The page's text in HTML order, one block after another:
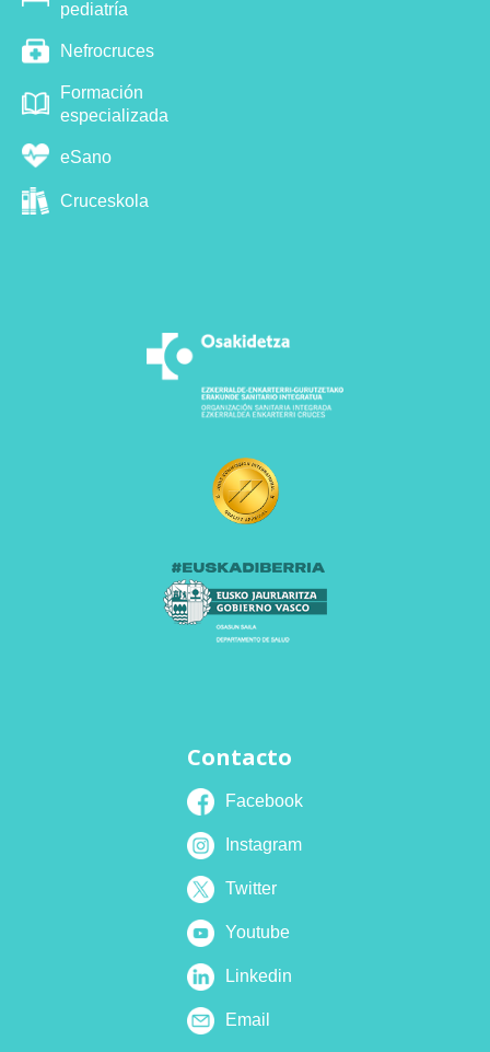
pediatría
Nefrocruces
Formación
especializada
eSano
Cruceskola
Contacto
Facebook
Instagram
Twitter
Youtube
Linkedin
Email